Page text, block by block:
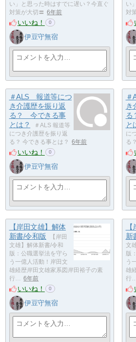
い」と思った時はすでに遅い？今直ぐ
対策が大切〓
6年前
いいね！ 0
伊豆守無宿
い
対
＃ALS 報道等につ
き介護歴を振り返
る？ 今できる事
とは？
＃ALS 報道等
につき介護歴を振り返
る？ 今できる事とは？
6年前
いいね！ 0
伊豆守無宿
き
る
と
に
る
【岸田文雄】解体
新書/令和版
【岸田
文雄】解体新書/令和
版：公職選挙法を守ら
う一億人活動！岸田文
雄経歴岸田文雄家系図岸田裕子の素
行… 6年前
いいね！ 0
伊豆守無宿
新
文
版
う
雄
行